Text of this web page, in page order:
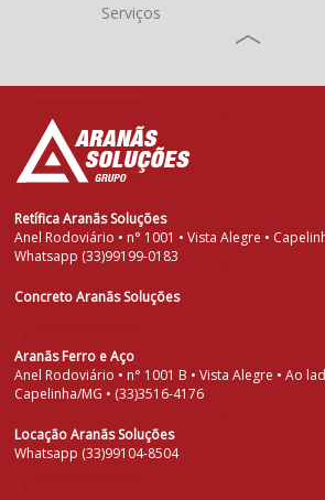
Serviços
Retífica Aranãs Soluções
Anel Rodoviário • n° 1001 • Vista Alegre •
Whatsapp (33)99199-0183
Concreto Aranãs Soluções
Aranãs Ferro e Aço
Anel Rodoviário • n° 1001 B • Vista Alegre • Ao
Capelinha/MG • (33)3516-4176
Locação Aranãs Soluções
Whatsapp (33)99104-8504